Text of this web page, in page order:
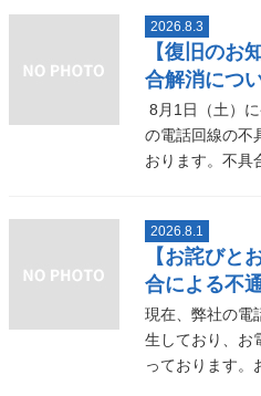
2026.8.3
【復旧のお
合解消につ
8月1日（土）
の電話回線の不
おります。不具
2026.8.1
【お詫びと
合による不
現在、弊社の電
生しており、お
っております。